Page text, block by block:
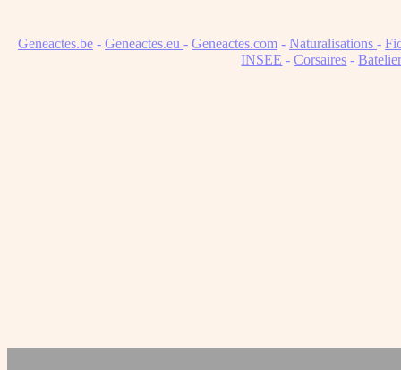
Geneactes.be - Geneactes.eu - Geneactes.com - Naturalisations -
INSEE -Corsaires -